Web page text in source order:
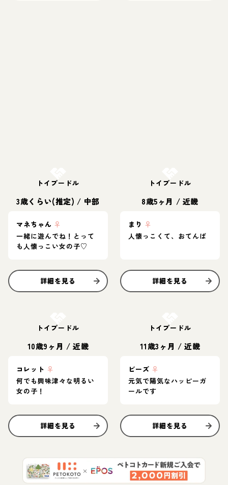
トイプードル
3歳くらい(推定) / 中部
マネちゃん ♀
一緒に遊んでね！とって
も人懐っこい女の子♡
詳細を見る
トイプードル
8歳5ヶ月 / 近畿
まり ♀
人懐っこくて、おてんば
詳細を見る
トイプードル
10歳9ヶ月 /近畿
コレット ♀
何でも興味津々な明るい
女の子！
詳細を見る
トイプードル
11歳3ヶ月 /近畿
ビーズ ♀
元気で陽気なハッピーガ
ールです
詳細を見る